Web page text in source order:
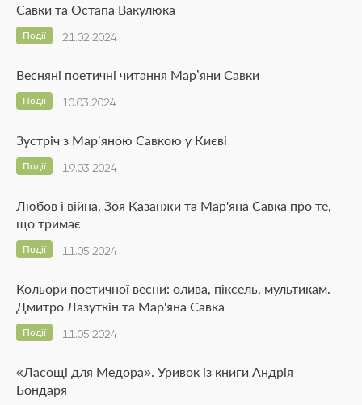
Савки та Остапа Вакулюка
21.02.2024
Події
Весняні поетичні читання Мар’яни Савки
10.03.2024
Події
Зустріч з Мар’яною Савкою у Києві
19.03.2024
Події
Любов і війна. Зоя Казанжи та Мар'яна Савка про те,
що тримає
11.05.2024
Події
Кольори поетичної весни: олива, піксель, мультикам.
Дмитро Лазуткін та Мар'яна Савка
11.05.2024
Події
«Ласощі для Медора». Уривок із книги Андрія
Бондаря